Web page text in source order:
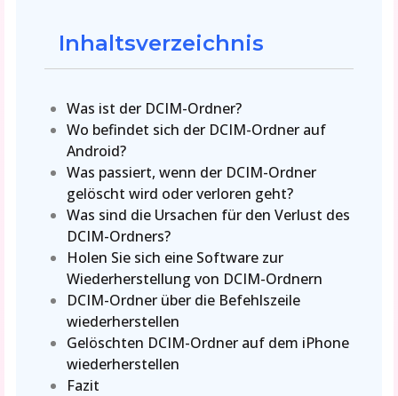
Inhaltsverzeichnis
Was ist der DCIM-Ordner?
Wo befindet sich der DCIM-Ordner auf
Android?
Was passiert, wenn der DCIM-Ordner
gelöscht wird oder verloren geht?
Was sind die Ursachen für den Verlust des
DCIM-Ordners?
Holen Sie sich eine Software zur
Wiederherstellung von DCIM-Ordnern
DCIM-Ordner über die Befehlszeile
wiederherstellen
Gelöschten DCIM-Ordner auf dem iPhone
wiederherstellen
Fazit